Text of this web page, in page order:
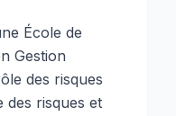
École de
Gestion
des risques
des risques et